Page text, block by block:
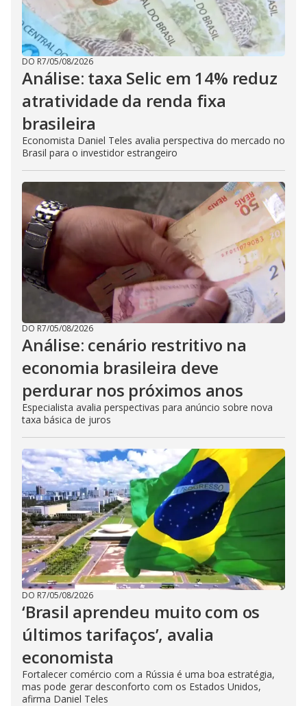
DO R7/05/08/2026
Análise: taxa Selic em 14% reduz
atratividade da renda fixa
brasileira
Economista Daniel Teles avalia perspectiva do mercado no
Brasil para o investidor estrangeiro
DO R7/05/08/2026
Análise: cenário restritivo na
economia brasileira deve
perdurar nos próximos anos
Especialista avalia perspectivas para anúncio sobre nova
taxa básica de juros
DO R7/05/08/2026
‘Brasil aprendeu muito com os
últimos tarifaços’, avalia
economista
Fortalecer comércio com a Rússia é uma boa estratégia,
mas pode gerar desconforto com os Estados Unidos,
afirma Daniel Teles